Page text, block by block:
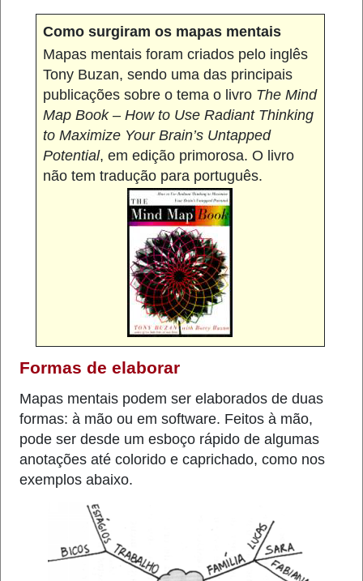
Como surgiram os mapas mentais
Mapas mentais foram criados pelo inglês
Tony Buzan, sendo uma das principais
publicações sobre o tema o livro The Mind
Map Book –How to UseRadiant Thinking
to Maximize Your Brain’s Untapped
Potential, em edição primorosa. O livro
não tem tradução para português.
Formas de elaborar
Mapas mentais podem ser elaborados de duas
formas: à mão ou em software. Feitos à mão,
pode ser desde um esboço rápido de algumas
anotações até colorido e caprichado, como nos
exemplos abaixo.